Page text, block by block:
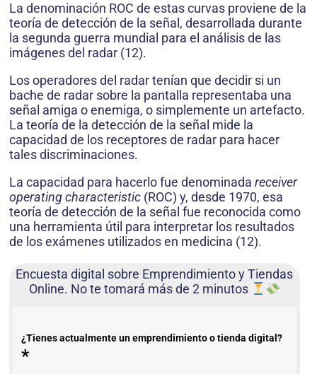
La denominación ROC de estas curvas proviene de la
teoría de detección de la señal, desarrollada durante
la segunda guerra mundial para el análisis de las
imágenes del radar (12).
Los operadores del radar tenían que decidir si un
bache de radar sobre la pantalla representaba una
señal amiga o enemiga, o simplemente un artefacto.
La teoría de la detección de la señal mide la
capacidad de los receptores de radar para hacer
tales discriminaciones.
La capacidad para hacerlo fue denominada receiver
operating characteristic (ROC) y, desde 1970, esa
teoría de detección de la señal fue reconocida como
una herramienta útil para interpretar los resultados
de los exámenes utilizados en medicina (12).
Encuesta digital sobre Emprendimiento y Tiendas
Online. No te tomará más de 2 minutos
¿Tienes actualmente un emprendimiento o tienda digital?
*